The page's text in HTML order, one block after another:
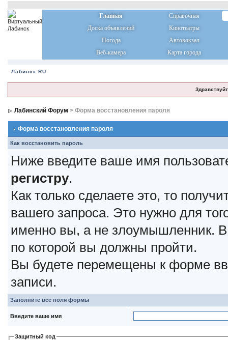
Главная
Справочная
Доска объявлений
Кинотеатры
Погода
Автовокзал
Веб-камера
Карта города
Лабинск.RU
Лабинский Форум > Форма восстановления пароля
Форма восстановления пароля
Как восстановить пароль
Ниже введите ваше имя
регистру.
Как только сделаете это, то
вашего запроса. Это нужно для
именно вы, а не злоумышленник. В
по которой вы должны пройти.
Вы будете перемещены к форме
записи.
Заполните все поля формы
Введите ваше имя
Защитный код